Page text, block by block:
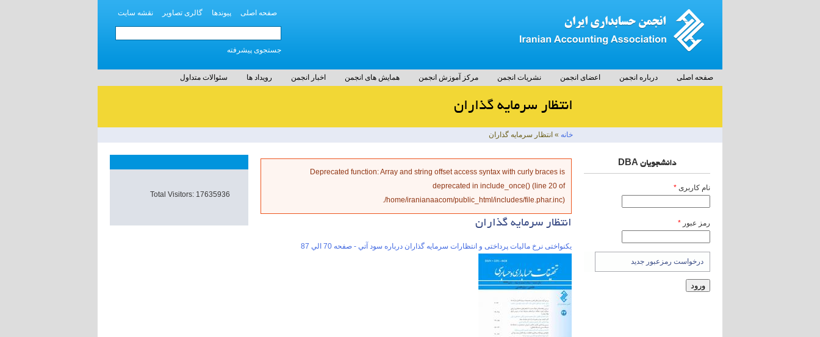
صفحه اصلی پیوندها گالری تصاویر نقشه سایت
جستجوی پیشرفته
صفحه اصلی درباره انجمن اعضای انجمن نشریات انجمن مرکز آموزش انجمن همایش های انجمن اخبار انجمن رویداد ها سئوالات متداول
انتظار سرمايه گذاران
خانه » انتظار سرمايه گذاران
دانشجویان DBA
نام کاربری *
رمز عبور *
درخواست رمزعبور جدید
پیام خطا Deprecated function: Array and string offset access syntax with curly braces is
deprecated in include_once() (line 20 of
/home/iranianaacom/public_html/includes/file.phar.inc).
انتظار سرمايه گذاران
یکنواختی نرخ مالیات پرداختی و انتظارات سرمايه گذاران درباره سود آتي - صفحه 70 الي 87
Total Visitors: 17635936